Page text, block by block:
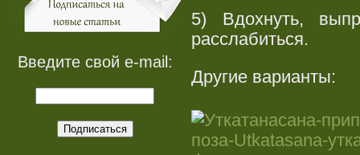
Введите свой e-mail:
5) Вдохнуть,
расслабиться.
Другие варианты: